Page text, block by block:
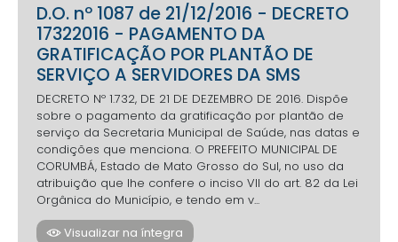
D.O. nº 1087 de 21/12/2016 - DECRETO
17322016 - PAGAMENTO DA
GRATIFICAÇÃO POR PLANTÃO DE
SERVIÇO A SERVIDORES DA SMS
DECRETO Nº 1.732, DE 21 DE DEZEMBRO DE 2016. Dispõe
sobre o pagamento da gratificação por plantão de
serviço da Secretaria Municipal de Saúde, nas datas e
condições que menciona. O PREFEITO MUNICIPAL DE
CORUMBÁ, Estado de Mato Grosso do Sul, no uso da
atribuição que lhe confere o inciso VII do art. 82 da Lei
Orgânica do Município, e tendo em v...
Visualizar na íntegra